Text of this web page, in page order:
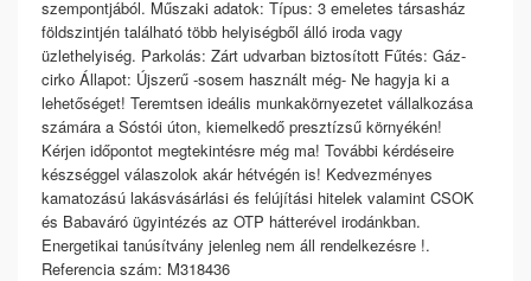
szempontjából. Műszaki adatok: Típus: 3 emeletes társasház
földszintjén található több helyiségből álló iroda vagy
üzlethelyiség. Parkolás: Zárt udvarban biztosított Fűtés: Gáz-
cirko Állapot: Újszerű -sosem használt még- Ne hagyja ki a
lehetőséget! Teremtsen ideális munkakörnyezetet vállalkozása
számára a Sóstói úton, kiemelkedő presztízsű környékén!
Kérjen időpontot megtekintésre még ma! További kérdéseire
készséggel válaszolok akár hétvégén is! Kedvezményes
kamatozású lakásvásárlási és felújítási hitelek valamint CSOK
és Babaváró ügyintézés az OTP hátterével irodánkban.
Energetikai tanúsítvány jelenleg nem áll rendelkezésre !.
Referencia szám: M318436